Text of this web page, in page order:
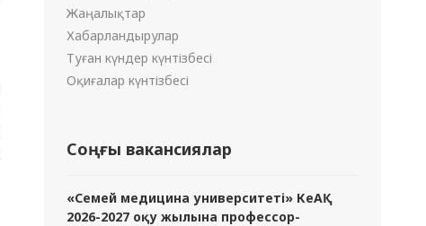
Жаңалықтар
Хабарландырулар
Туған күндер күнтізбесі
Оқиғалар күнтізбесі
Соңғы вакансиялар
«Семей медицина университеті» КеАҚ
2026-2027 оқу жылына профессор-